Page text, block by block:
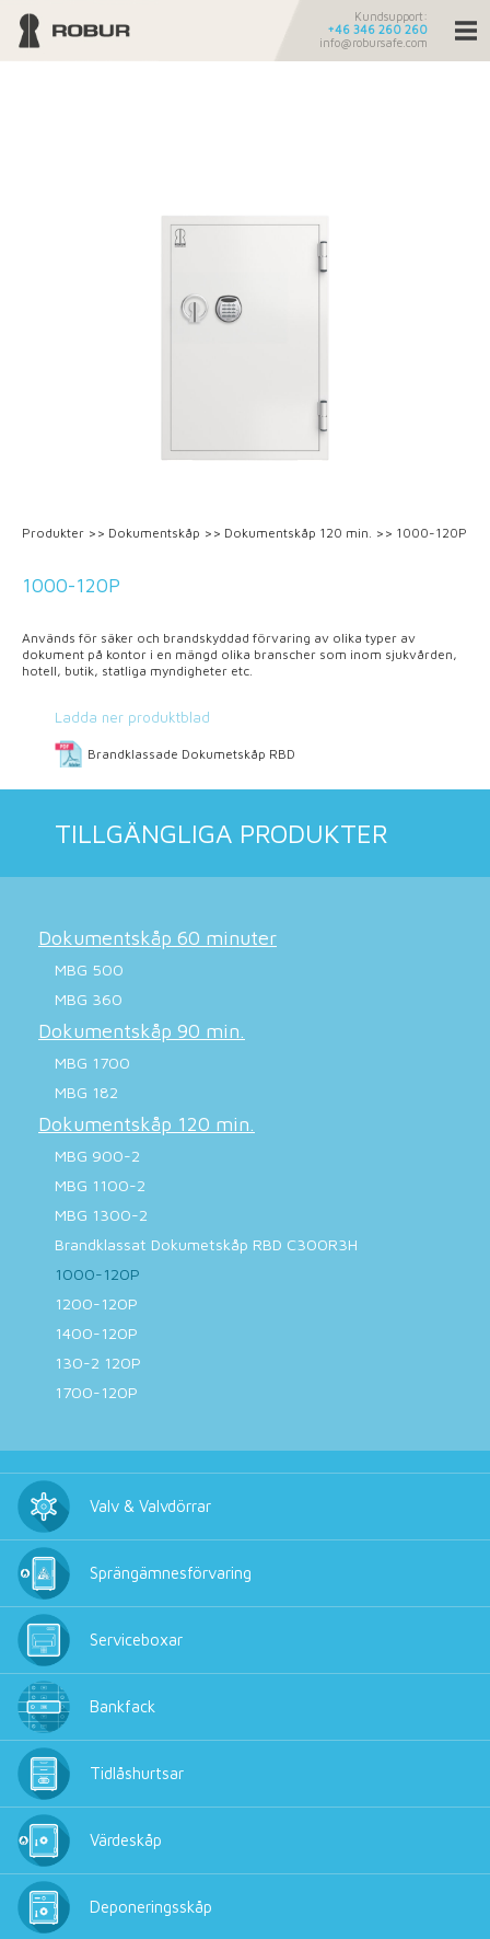
Kundsupport:
+46 346 260 260
info@robursafe.com
Produkter >> Dokumentskåp >> Dokumentskåp 120 min. >> 1000-120P
1000-120P
Används för säker och brandskyddad förvaring av olika typer av
dokument på kontor i en mängd olika branscher som inom sjukvården,
hotell, butik, statliga myndigheter etc.
Ladda ner produktblad
Brandklassade Dokumetskåp RBD
TILLGÄNGLIGA PRODUKTER
Dokumentskåp 60 minuter
MBG 500
MBG 360
Dokumentskåp 90 min.
MBG 1700
MBG 182
Dokumentskåp 120 min.
MBG 900-2
MBG 1100-2
MBG 1300-2
Brandklassat Dokumetskåp RBD C300R3H
1000-120P
1200-120P
1400-120P
130-2 120P
1700-120P
Valv & Valvdörrar
Sprängämnesförvaring
Serviceboxar
Bankfack
Tidlåshurtsar
Värdeskåp
Deponeringsskåp